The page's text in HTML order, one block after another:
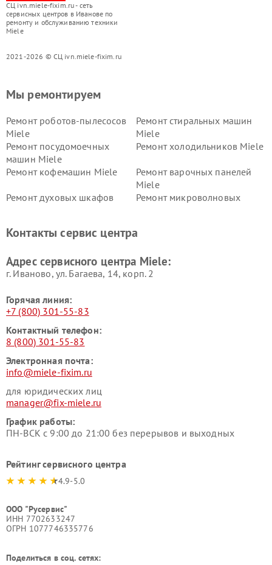
СЦ ivn.miele-fixim.ru - сеть
сервисных центров в Иванове по
ремонту и обслуживанию техники
Miele
2021-2026 © СЦ ivn.miele-fixim.ru
Мы ремонтируем
Ремонт роботов-пылесосов
Miele
Ремонт стиральных машин
Miele
Ремонт посудомоечных
машин Miele
Ремонт холодильников Miele
Ремонт кофемашин Miele
Ремонт варочных панелей
Miele
Ремонт духовых шкафов
Ремонт микроволновых
Miele
Miele
пылесосов Miele
Контакты сервис центра
Адрес сервисного центра Miele:
г. Иваново, ул. Багаева, 14, корп. 2
Горячая линия:
+7 (800) 301-55-83
Контактный телефон:
8 (800) 301-55-83
Электронная почта:
info@miele-fixim.ru
для юридических лиц
manager@fix-miele.ru
График работы:
ПН-ВСК с 9:00 до 21:00 без перерывов и выходных
Рейтинг сервисного центра
4.9-5.0
ООО "Русервис"
ИНН 7702633247
ОГРН 1077746335776
Поделиться в соц. сетях: